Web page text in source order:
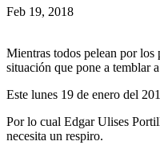
Feb 19, 2018
Mientras todos pelean por los
situación que pone a temblar
Este lunes 19 de enero del
Por lo cual Edgar Ulises
necesita un respiro.